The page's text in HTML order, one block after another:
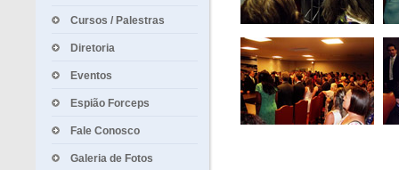
Cursos / Palestras
Diretoria
Eventos
Espião Forceps
Fale Conosco
Galeria de Fotos